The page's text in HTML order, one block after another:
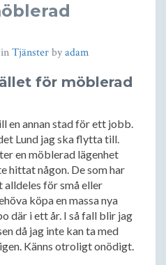
Tjänsterbyadam
för möblerad
en annan stad för ett jobb.
Lund jag ska flytta till.
en möblerad lägenhet
hittat någon. De som har
alldeles för små eller
köpa en massa nya
där i ett år. I så fall blir jag
då jag inte kan ta med
Känns otroligt onödigt.